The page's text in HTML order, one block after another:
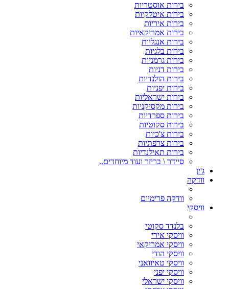
בירות אוסטריות
בירות איטלקיות
בירות איריות
בירות אמריקאיות
בירות אנגליות
בירות בלגיות
בירות גרמניות
בירות דניות
בירות הולנדיות
בירות יפניות
בירות ישראליות
בירות מקסיקניות
בירות ספרדיות
בירות סקוטיות
בירות צ'כיות
בירות צרפתיות
בירות תאילנדיות
סיידר \ בריזר ועוד מיוחדים..
ג'ין
וודקה
וודקה פרימיום
וויסקי
בלנדד סקוטי
וויסקי אירי
וויסקי אמריקאי
וויסקי הודי
וויסקי טאיוואני
וויסקי יפני
וויסקי ישראלי